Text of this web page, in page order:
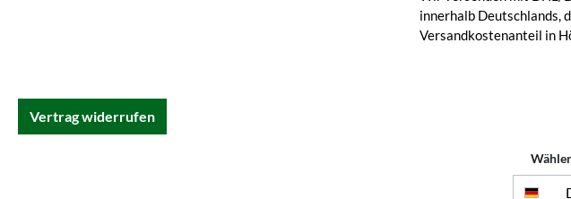
innerhalb Deutschlands,
Versandkostenanteil in
Vertrag widerrufen